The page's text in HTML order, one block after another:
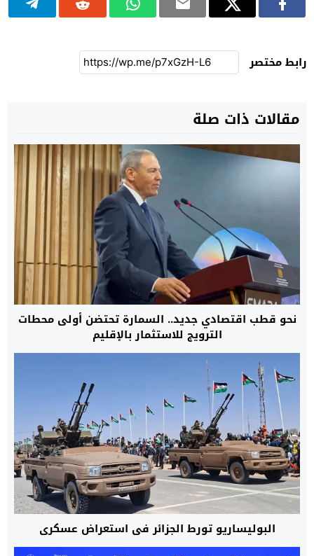
رابط مختصر
مقالات ذات صلة
نحو قطب اقتصادي جديد.. السمارة تحتضن أولى محطات
الترويج للاستثمار بالإقليم
البوليساريو تورط الجزائر في استعراض عسكري